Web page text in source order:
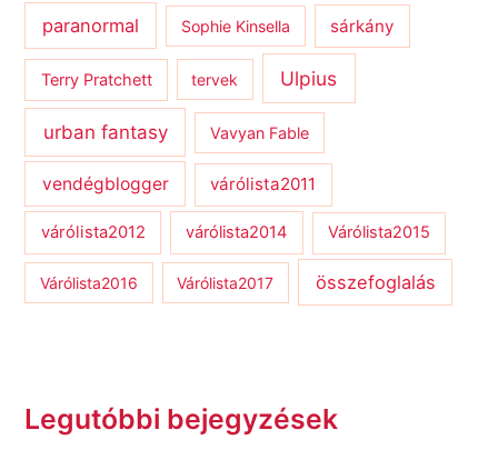
paranormal Sophie Kinsella sárkány
Terry Pratchett tervek Ulpius
urban fantasy Vavyan Fable
vendégblogger várólista2011
várólista2012 várólista2014 Várólista2015
Várólista2016 Várólista2017 összefoglalás
Legutóbbi bejegyzések